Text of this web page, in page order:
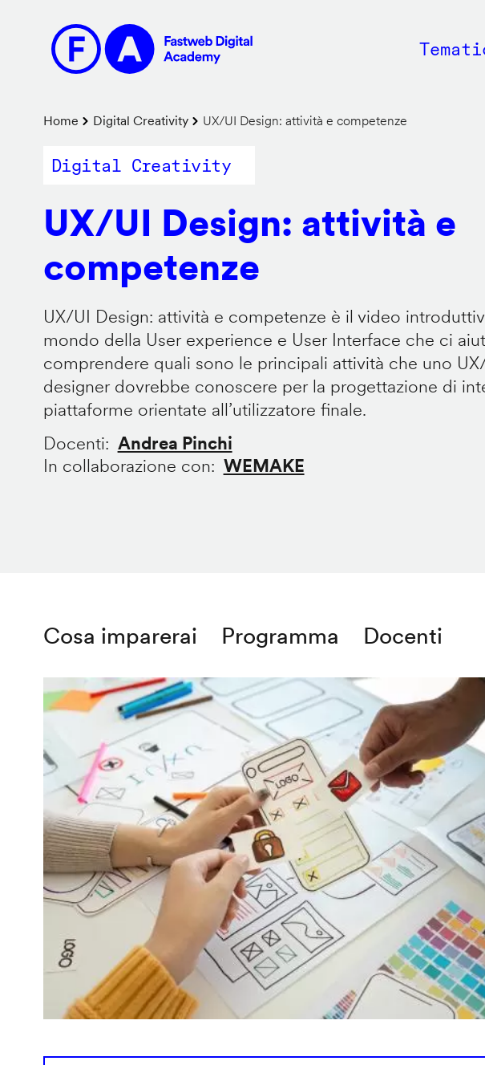
contenuto
principale
Main
Briciole
di
Home Digital Creativity UX/UI Design: attività e competenze
Digital Creativity
UX/UI Design: attività e
competenze
UX/UI Design: attività e competenze è il video
mondo della User experience e User Interface che ci
comprendere quali sono le principali attività che uno
designer dovrebbe conoscere per la progettazione di
piattaforme orientate all’utilizzatore finale.
Docenti
Andrea Pinchi
In collaborazione con
WEMAKE
Cosa imparerai Programma Docenti